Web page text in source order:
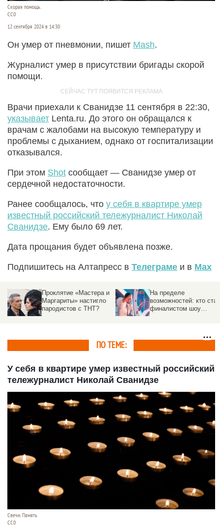
Скорая помощь.
СС0
12 сентября 2024 в 14:30
Он умер от пневмонии, пишет Mash.
Журналист умер в присутствии бригады скорой
помощи.
Врачи приехали к Сванидзе 11 сентября в 22:30,
указывает Lenta.ru. До этого он обращался к
врачам с жалобами на высокую температуру и
проблемы с дыханием, однако от госпитализации
отказывался.
При этом Shot сообщает — Сванидзе умер от
сердечной недостаточности.
Ранее сообщалось, что у себя в квартире умер
известный российский тележурналист Николай
Сванидзе. Ему было 69 лет.
Дата прощания будет объявлена позже.
Подпишитесь на Алтапресс в Телеграме и в Max
Проклятие «Мастера и
Маргариты» настигло
пародистов с ТНТ?
На пределе
возможностей: кто
финалистом шоу
ПО ТЕМЕ:
У себя в квартире умер известный российский
тележурналист Николай Сванидзе
Свечи. Память
СС0